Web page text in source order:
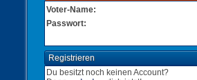
Voter-Name:
Passwort:
Registrieren
Du besitzt noch keinen Account?